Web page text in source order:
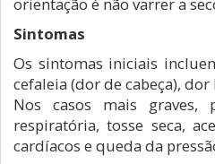
orientação é não varrer a
Sintomas
Os sintomas iniciais
cefaleia (dor de cabeça),
Nos casos mais graves,
respiratória, tosse seca,
cardíacos e queda da